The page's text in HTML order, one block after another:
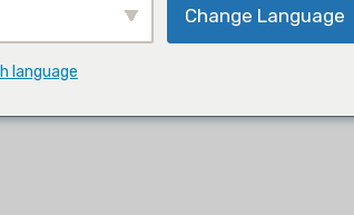
Выбор Продукции
VRF-система
Change Language
language